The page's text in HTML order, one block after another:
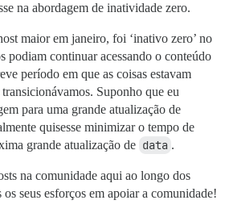
na abordagem de inatividade zero.
maior em janeiro, foi ‘inativo zero’ no
podiam continuar acessando o conteúdo
período em que as coisas estavam
Suponho que eu
para uma grande atualização de
quisesse minimizar o tempo de
grande atualização de data .
na comunidade aqui ao longo dos
seus esforços em apoiar a comunidade!